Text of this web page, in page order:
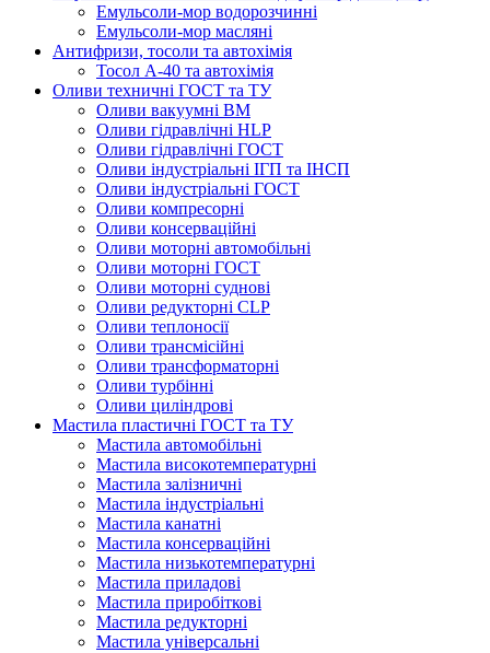
Емульсоли-мор водорозчинні
Емульсоли-мор масляні
Антифризи, тосоли та автохімія
Тосол А-40 та автохімія
Оливи техничні ГОСТ та ТУ
Оливи вакуумні ВМ
Оливи гідравлічні HLP
Оливи гідравлічні ГОСТ
Оливи індустріальні ІГП та ІНСП
Оливи індустріальні ГОСТ
Оливи компресорні
Оливи консерваційні
Оливи моторні автомобільні
Оливи моторні ГОСТ
Оливи моторні суднові
Оливи редукторні CLP
Оливи теплоносії
Оливи трансмісійні
Оливи трансформаторні
Оливи турбінні
Оливи циліндрові
Мастила пластичні ГОСТ та ТУ
Мастила автомобільні
Мастила високотемпературні
Мастила залізничні
Мастила індустріальні
Мастила канатні
Мастила консерваційні
Мастила низькотемпературні
Мастила приладові
Мастила приробіткові
Мастила редукторні
Мастила універсальні